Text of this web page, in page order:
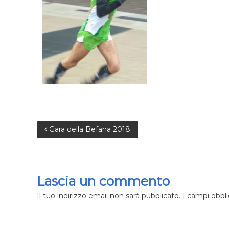
a
t
e
N
v
i
Gara della Befana 2018
Lascia un commento
Il tuo indirizzo email non sarà pubblicato. I campi